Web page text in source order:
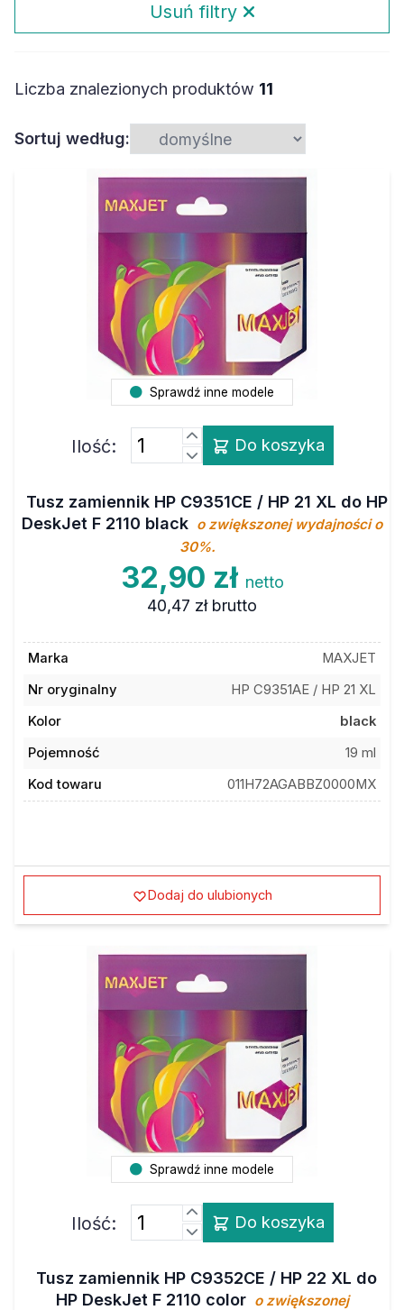
Usuń filtry
Liczba znalezionych produktów 11
Sortuj według:
Sprawdź inne modele
Ilość: Do koszyka
Tusz zamiennik HP C9351CE / HP 21 XL do HP
DeskJet F 2110 black o zwiększonej wydajności o
30%.
32,90 zł netto
40,47 zł brutto
Marka
MAXJET
Nr oryginalny
HP C9351AE / HP 21 XL
Kolor
black
Pojemność
19 ml
Kod towaru
011H72AGABBZ0000MX
Dodaj do ulubionych
Sprawdź inne modele
Ilość: Do koszyka
Tusz zamiennik HP C9352CE / HP 22 XL do
HP DeskJet F 2110 color o zwiększonej